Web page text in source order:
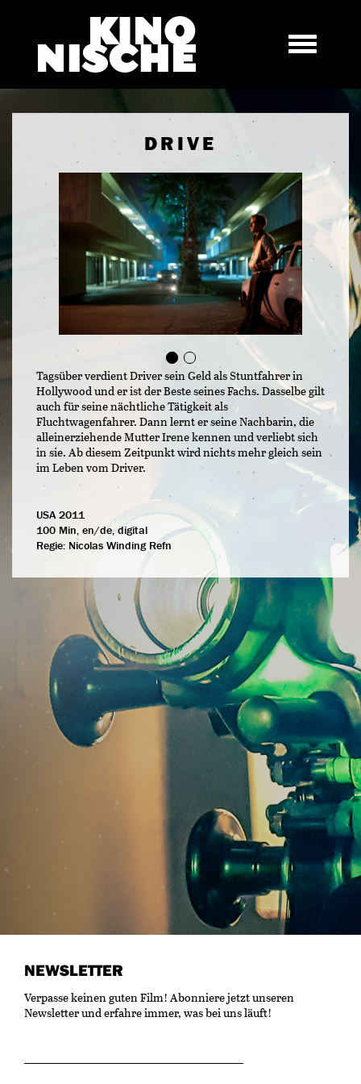
DRIVE
Tagsüber verdient Driver sein Geld als Stuntfahrer in
Hollywood und er ist der Beste seines Fachs. Dasselbe gilt
auch für seine nächtliche Tätigkeit als
Fluchtwagenfahrer. Dann lernt er seine Nachbarin, die
alleinerziehende Mutter Irene kennen und verliebt sich
in sie. Ab diesem Zeitpunkt wird nichts mehr gleich sein
im Leben vom Driver.
USA 2011
100 Min, en/de, digital
Regie: Nicolas Winding Refn
NEWSLETTER
Verpasse keinen guten Film! Abonniere jetzt unseren
Newsletter und erfahre immer, was bei uns läuft!